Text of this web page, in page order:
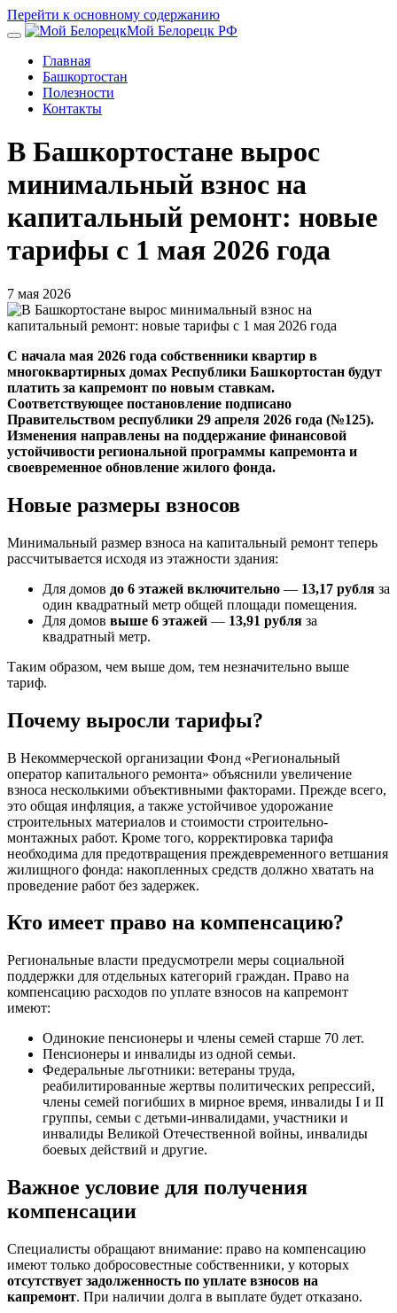
Перейти к основному содержанию
Мой Белорецк РФ
Главная
Башкортостан
Полезности
Контакты
В Башкортостане вырос
минимальный взнос на
капитальный ремонт: новые
тарифы с 1 мая 2026 года
7 мая 2026
С начала мая 2026 года собственники квартир в
многоквартирных домах Республики Башкортостан будут
платить за капремонт по новым ставкам.
Соответствующее постановление подписано
Правительством республики 29 апреля 2026 года (№125).
Изменения направлены на поддержание финансовой
устойчивости региональной программы капремонта и
своевременное обновление жилого фонда.
Новые размеры взносов
Минимальный размер взноса на капитальный ремонт теперь
рассчитывается исходя из этажности здания:
Для домов до 6 этажей включительно — 13,17 рубля за
один квадратный метр общей площади помещения.
Для домов выше 6 этажей — 13,91 рубля за
квадратный метр.
Таким образом, чем выше дом, тем незначительно выше
тариф.
Почему выросли тарифы?
В Некоммерческой организации Фонд «Региональный
оператор капитального ремонта» объяснили увеличение
взноса несколькими объективными факторами. Прежде всего,
это общая инфляция, а также устойчивое удорожание
строительных материалов и стоимости строительно-
монтажных работ. Кроме того, корректировка тарифа
необходима для предотвращения преждевременного ветшания
жилищного фонда: накопленных средств должно хватать на
проведение работ без задержек.
Кто имеет право на компенсацию?
Региональные власти предусмотрели меры социальной
поддержки для отдельных категорий граждан. Право на
компенсацию расходов по уплате взносов на капремонт
имеют:
Одинокие пенсионеры и члены семей старше 70 лет.
Пенсионеры и инвалиды из одной семьи.
Федеральные льготники: ветераны труда,
реабилитированные жертвы политических репрессий,
члены семей погибших в мирное время, инвалиды I и II
группы, семьи с детьми-инвалидами, участники и
инвалиды Великой Отечественной войны, инвалиды
боевых действий и другие.
Важное условие для получения
компенсации
Специалисты обращают внимание: право на компенсацию
имеют только добросовестные собственники, у которых
отсутствует задолженность по уплате взносов на
капремонт. При наличии долга в выплате будет отказано.